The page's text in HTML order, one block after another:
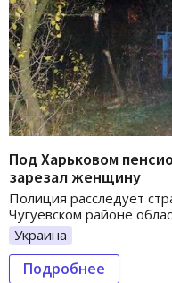
Под Харьковом
зарезал женщину
Полиция расследует
Чугуевском районе
Украина
Подробнее